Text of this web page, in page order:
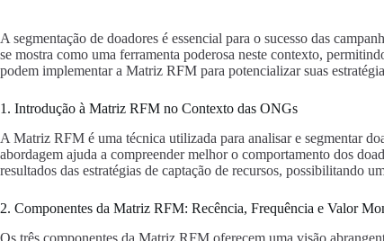
A segmentação de doadores é essencial para o sucesso das
se mostra como uma ferramenta poderosa neste contexto,
podem implementar a Matriz RFM para potencializar suas
1. Introdução à Matriz RFM no Contexto das ONGs
A Matriz RFM é uma técnica utilizada para analisar e segmentar
abordagem ajuda a compreender melhor o comportamento dos
resultados das estratégias de captação de recursos, possibilitando
2. Componentes da Matriz RFM: Recência, Frequência e Valor
Os três componentes da Matriz RFM oferecem uma visão